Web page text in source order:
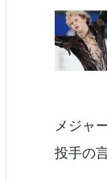
メジャ
投手の